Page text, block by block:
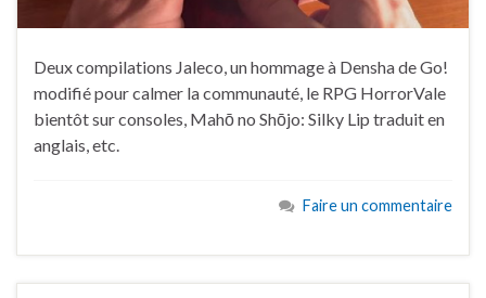
Deux compilations Jaleco, un hommage à Densha de Go!
modifié pour calmer la communauté, le RPG HorrorVale
bientôt sur consoles, Mahō no Shōjo: Silky Lip traduit en
anglais, etc.
Faire un commentaire